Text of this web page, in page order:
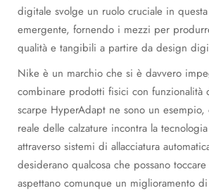
digitale svolge un ruolo cruciale in
emergente, fornendo i mezzi per
qualità e tangibili a partire da design
Nike è un marchio che si è davvero
combinare prodotti fisici con funzionalità
scarpe HyperAdapt ne sono un
reale delle calzature incontra la
attraverso sistemi di allacciatura
desiderano qualcosa che possano
aspettano comunque un miglioramento